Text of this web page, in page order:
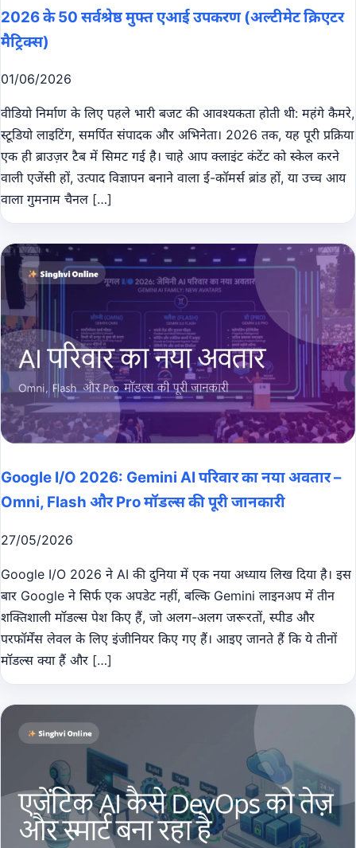
2026 के 50 सर्वश्रेष्ठ मुफ्त एआई उपकरण (अल्टीमेट क्रिएटर
मैट्रिक्स)
01/06/2026
वीडियो निर्माण के लिए पहले भारी बजट की आवश्यकता होती थी: महंगे कैमरे,
स्टूडियो लाइटिंग, समर्पित संपादक और अभिनेता। 2026 तक, यह पूरी प्रक्रिया
एक ही ब्राउज़र टैब में सिमट गई है। चाहे आप क्लाइंट कंटेंट को स्केल करने
वाली एजेंसी हों, उत्पाद विज्ञापन बनाने वाला ई-कॉमर्स ब्रांड हों, या उच्च आय
वाला गुमनाम चैनल […]
Google I/O 2026: Gemini AI परिवार का नया अवतार –
Omni, Flash और Pro मॉडल्स की पूरी जानकारी
27/05/2026
Google I/O 2026 ने AI की दुनिया में एक नया अध्याय लिख दिया है। इस
बार Google ने सिर्फ एक अपडेट नहीं, बल्कि Gemini लाइनअप में तीन
शक्तिशाली मॉडल्स पेश किए हैं, जो अलग-अलग जरूरतों, स्पीड और
परफॉर्मेंस लेवल के लिए इंजीनियर किए गए हैं। आइए जानते हैं कि ये तीनों
मॉडल्स क्या हैं और […]